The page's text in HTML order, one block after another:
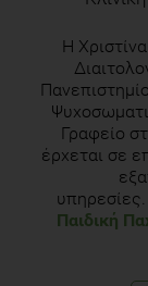
Peter
ΘΕΣΣΑΛΟΝΙΚΗ,
USDA. Tips for
http://
physical-
Manios, Y., et
to BMI in a
H
Γραφείο
έρχεται σε
Παιδική